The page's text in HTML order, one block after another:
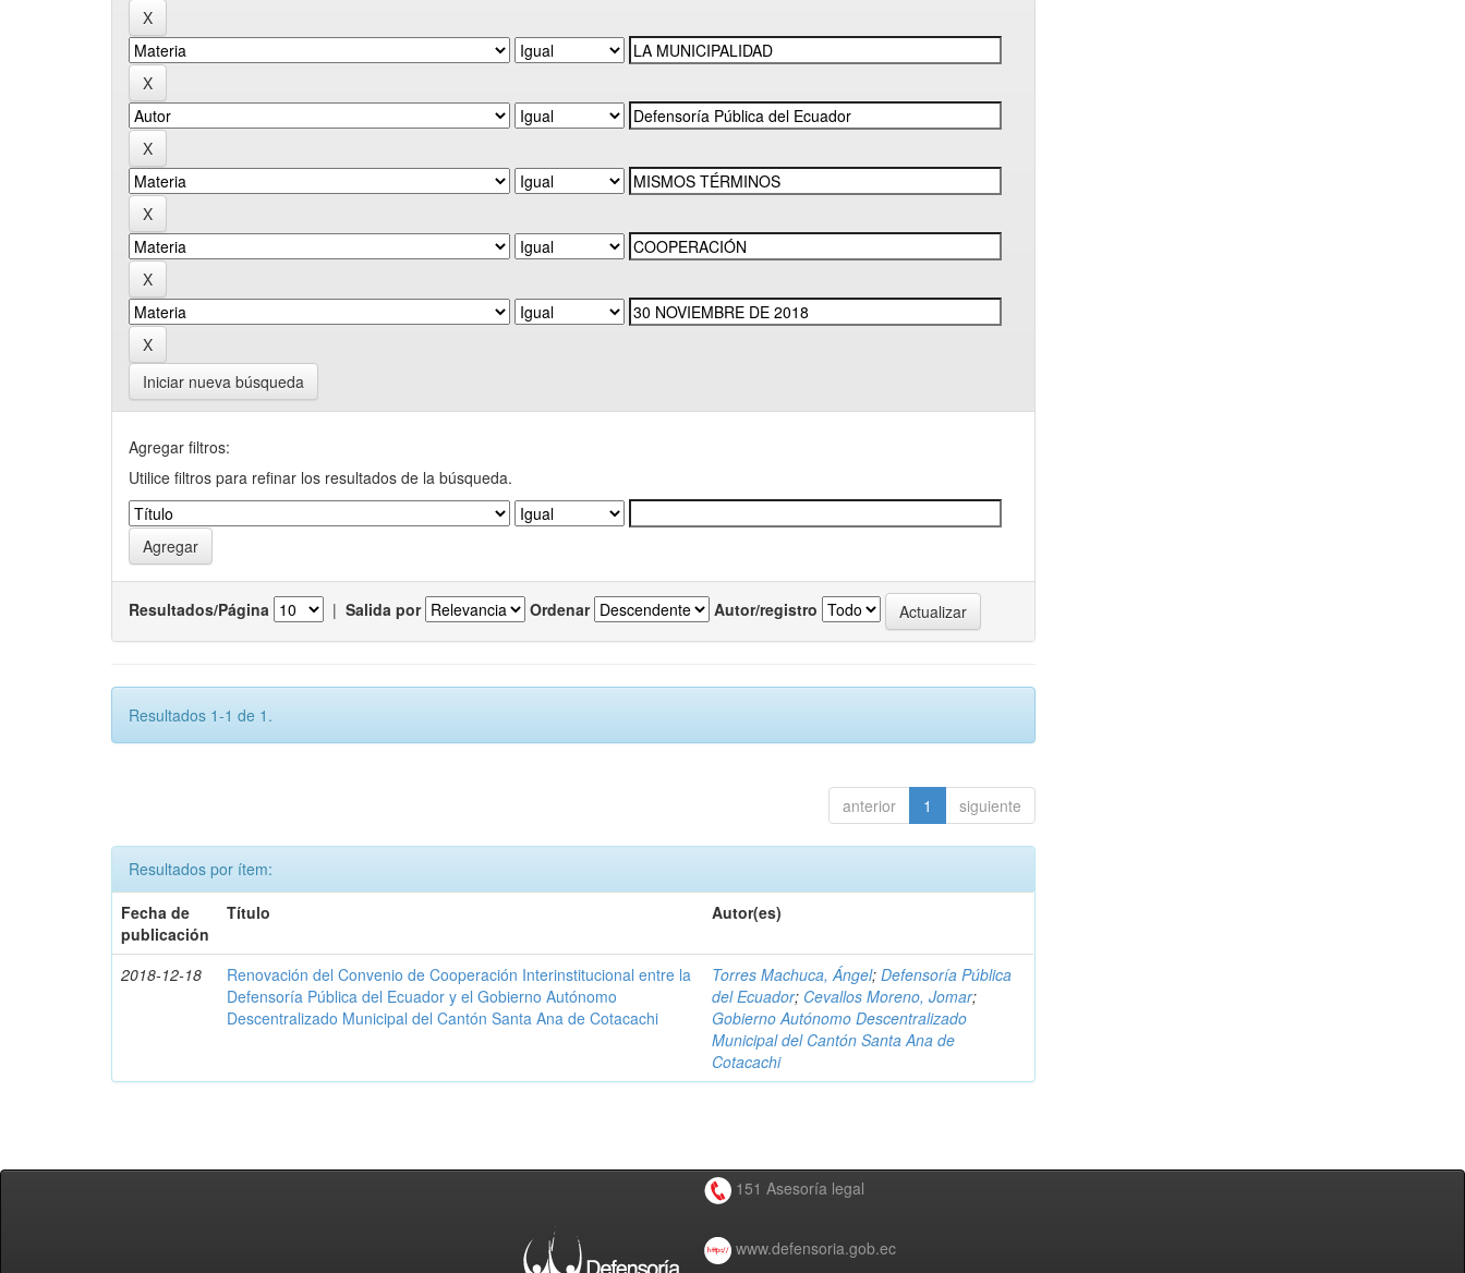
Iniciar nueva búsqueda
Agregar filtros:
Utilice filtros para refinar los resultados de la búsqueda.
Resultados/Página | Salida por Ordenar Autor/registro
Resultados 1-1 de 1.
anterior 1 siguiente
Resultados por ítem:
Fecha de
publicación
Título Autor(es)
2018-12-18
Renovación del Convenio de Cooperación Interinstitucional entre la
Defensoría Pública del Ecuador y el Gobierno Autónomo
Descentralizado Municipal del Cantón Santa Ana de Cotacachi
Torres Machuca, Ángel;Defensoría Pública
del Ecuador; Cevallos Moreno, Jomar;
Gobierno Autónomo Descentralizado
Municipal del Cantón Santa Ana de
Cotacachi
151 Asesoría legal
www.defensoria.gob.ec